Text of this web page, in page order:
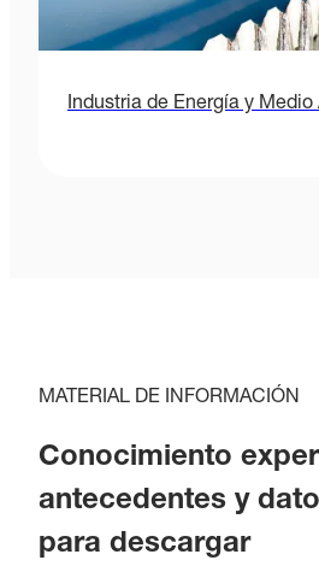
Industria de Energía y Medio
MATERIAL DE INFORMACIÓN
Conocimiento
antecedentes y
para descargar